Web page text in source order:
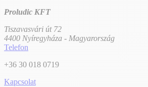
Proludic KFT
Tiszavasvári út 72
4400 Nyíregyháza - Magyarország
Telefon
+36 30 018 0719
Kapcsolat